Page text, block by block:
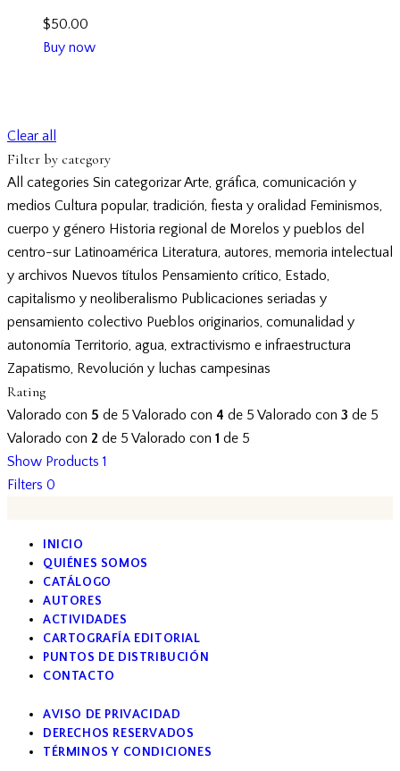
$50.00
Buy now
Clear all
Filter by category
All categories Sin categorizarArte, gráfica, comunicación y
medios Cultura popular, tradición, fiesta y oralidad Feminismos,
cuerpo y género Historia regional de Morelos y pueblos del
centro-sur Latinoamérica Literatura, autores, memoria intelectual
y archivos Nuevos títulos Pensamiento crítico, Estado,
capitalismo y neoliberalismo Publicaciones seriadas y
pensamiento colectivo Pueblos originarios, comunalidad y
autonomía Territorio, agua, extractivismo e infraestructura
Zapatismo, Revolución y luchas campesinas
Rating
Valorado con 5 de 5 Valorado con 4 de 5 Valorado con 3 de 5
Valorado con 2 de 5 Valorado con 1 de 5
Show Products 1
Filters 0
INICIO
QUIÉNES SOMOS
CATÁLOGO
AUTORES
ACTIVIDADES
CARTOGRAFÍA EDITORIAL
PUNTOS DE DISTRIBUCIÓN
CONTACTO
AVISO DE PRIVACIDAD
DERECHOS RESERVADOS
TÉRMINOS Y CONDICIONES